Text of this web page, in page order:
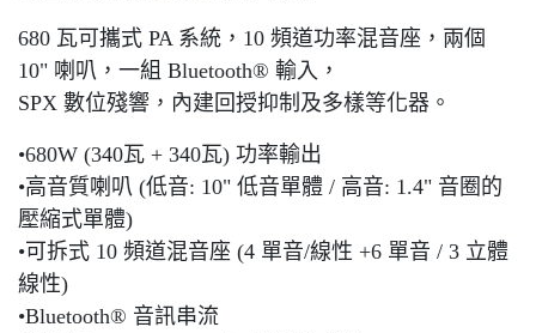
680 瓦可攜式 PA 系統，10 頻道功率混音座，兩個
10" 喇叭，一組 Bluetooth® 輸入，
SPX 數位殘響，內建回授抑制及多樣等化器。
•680W (340瓦 + 340瓦) 功率輸出
•高音質喇叭 (低音: 10" 低音單體 / 高音: 1.4" 音圈的
壓縮式單體)
•可拆式 10 頻道混音座 (4 單音/線性 +6 單音 / 3 立體
線性)
•Bluetooth® 音訊串流